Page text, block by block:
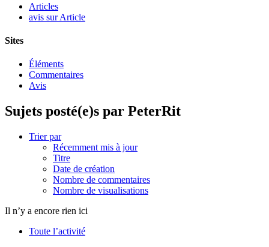
Articles
avis sur Article
Sites
Éléments
Commentaires
Avis
Sujets posté(e)s par PeterRit
Trier par
Récemment mis à jour
Titre
Date de création
Nombre de commentaires
Nombre de visualisations
Il n’y a encore rien ici
Toute l’activité